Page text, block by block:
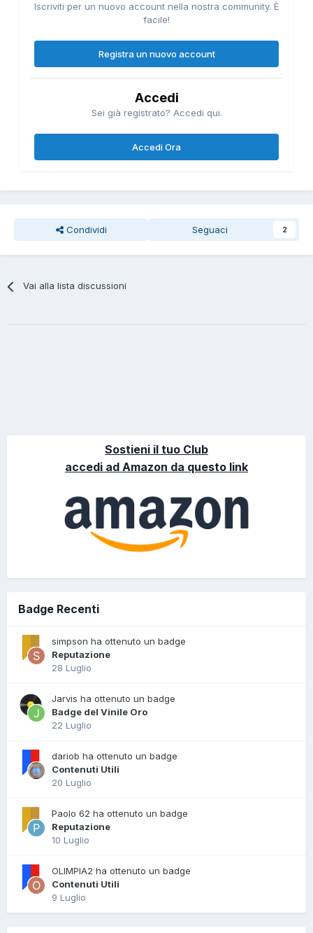
Iscriviti per un nuovo account nella nostra community. È
facile!
Registra un nuovo account
Accedi
Sei già registrato? Accedi qui.
Accedi Ora
Condividi Seguaci 2
Vai alla lista discussioni
Sostieni il tuo Club
accedi ad Amazon da questo link
Badge Recenti
simpson ha ottenuto un badge
Reputazione
28 Luglio
Jarvis ha ottenuto un badge
Badge del Vinile Oro
22 Luglio
dariob ha ottenuto un badge
Contenuti Utili
20 Luglio
Paolo 62 ha ottenuto un badge
Reputazione
10 Luglio
OLIMPIA2 ha ottenuto un badge
Contenuti Utili
9 Luglio